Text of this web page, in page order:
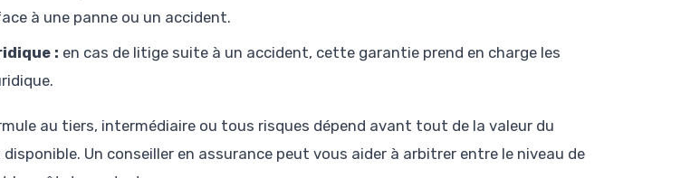
à une panne ou un accident.
: en cas de litige suite à un accident, cette garantie prend en charge les
au tiers, intermédiaire ou tous risques dépend avant tout de la valeur du
Un conseiller en assurance peut vous aider à arbitrer entre le niveau de